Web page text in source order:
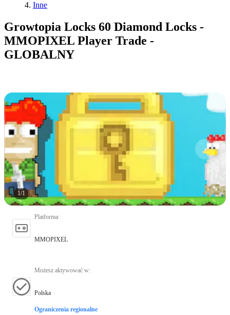
Inne
Growtopia Locks 60 Diamond Locks -
MMOPIXEL Player Trade -
GLOBALNY
1/1
Platforma:
MMOPIXEL
Możesz aktywować w:
Polska
Ograniczenia regionalne